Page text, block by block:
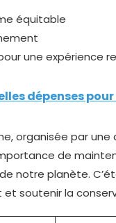
équitable
une expérience
dépenses
organisée par
de
notre planète.
soutenir la